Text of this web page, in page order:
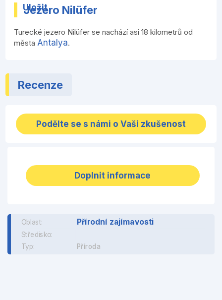
Uložit
Jezero Nilüfer
Turecké jezero Nilüfer se nachází asi 18 kilometrů od
města Antalya.
Recenze
Podělte se s námi o Vaši zkušenost
Doplnit informace
Oblast: Přírodní zajímavosti
Středisko:
Typ: Příroda